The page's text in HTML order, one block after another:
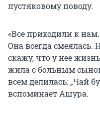
пустяковому поводу.
«Все приходили к
Она всегда смеялась.
скажу, что у нее
жила с больным
всем делилась: „Чай
вспоминает Ашура.